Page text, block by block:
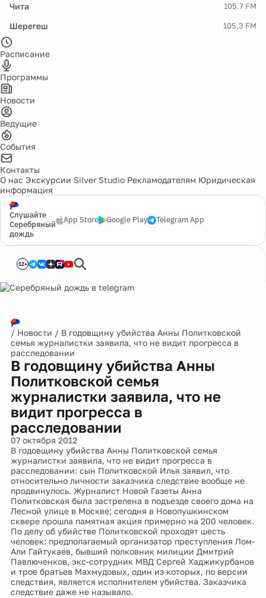
Чита 105.7 FM
Шерегеш 105.3 FM
Расписание
Программы
Новости
Ведущие
События
Контакты
О нас Экскурсии Silver Studio Рекламодателям Юридическая
информация
Слушайте
Серебряный
дождь
App Store Google Play Telegram App
12+
/ Новости / В годовщину убийства Анны Политковской
семья журналистки заявила, что не видит прогресса в
расследовании
В годовщину убийства Анны
Политковской семья
журналистки заявила, что не
видит прогресса в
расследовании
07 октября 2012
В годовщину убийства Анны Политковской семья
журналистки заявила, что не видит прогресса в
расследовании: сын Политковской Илья заявил, что
относительно личности заказчика следствие вообще не
продвинулось. Журналист Новой Газеты Анна
Политковская была застрелена в подъезде своего дома на
Лесной улице в Москве; сегодня в Новопушкинском
сквере прошла памятная акция примерно на 200 человек.
По делу об убийстве Политковской проходят шесть
человек: предполагаемый организатор преступления Лом-
Али Гайтукаев, бывший полковник милиции Дмитрий
Павлюченков, экс-сотрудник МВД Сергей Хаджикурбанов
и трое братьев Махмудовых, один из которых, по версии
следствия, является исполнителем убийства. Заказчика
следствие даже не называло.